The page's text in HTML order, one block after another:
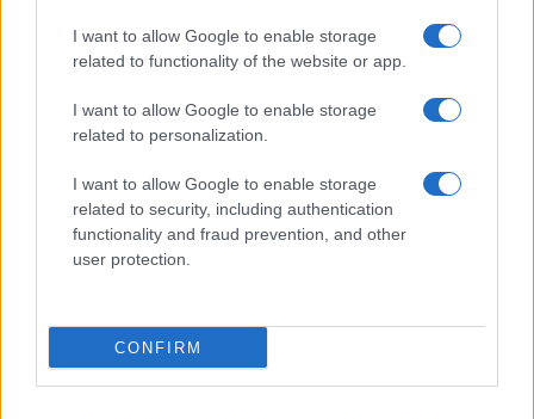
I want to allow Google to enable storage
related to functionality of the website or app.
I want to allow Google to enable storage
related to personalization.
I want to allow Google to enable storage
related to security, including authentication
functionality and fraud prevention, and other
user protection.
CONFIRM
Από τα πλαστά διαβατήρια στα δίκτυα διακίνησης: Ο
ρόλος της Τουρκίας στις σύγχρονες μεταναστευτικές
ΕΛΛΑΔΑ
06/08/26 - 22:34
Marfin: Έφθασε στην Ελλάδα η 46χρονη κατηγορούμενη -
Ενώπιον της Εισαγγελίας την Παρασκευή
ΑΜΥΝΑ
06/08/26 - 22:26
ΑΜΥΝΑ
06/08/26 - 22:17
ΓΕΕΘΑ: Σοβαρές τουρκικές προκλήσεις στο Αιγαίο, με